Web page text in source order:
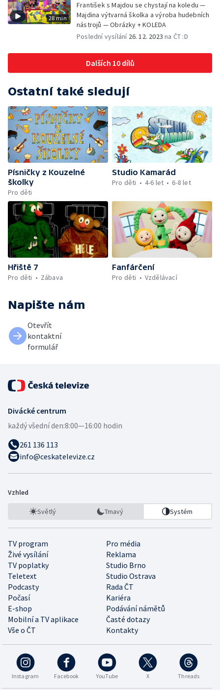
28 min
František s Majdou se chystají na koledu —
Majdina výtvarná školka a výroba hudebních
nástrojů — Obrázky + KOLEDA
Poslední vysílání 26. 12. 2023 na ČT :D
Dalších 10 dílů
Ostatní také sledují
Písničky z Kouzelné
školky
Pro děti
Studio Kamarád
Pro děti
4-6 let 6-8 let
Hřiště 7
Pro děti
Zábava
Fanfárčení
Pro děti
Vzdělávací
Napište nám
Otevřít
kontaktní
formulář
Divácké centrum
každý všední den:8:00—16:00 hodin
261 136 113
info@ceskatelevize.cz
Vzhled
Světlý Tmavý Systém
TV program
Pro média
Živé vysílání
Reklama
TV poplatky
Studio Brno
Teletext
Studio Ostrava
Podcasty
Rada ČT
Počasí
Kariéra
E-shop
Podávání námětů
Mobilní a TV aplikace
Časté dotazy
Vše o ČT
Kontakty
Instagram Facebook YouTube X Threads